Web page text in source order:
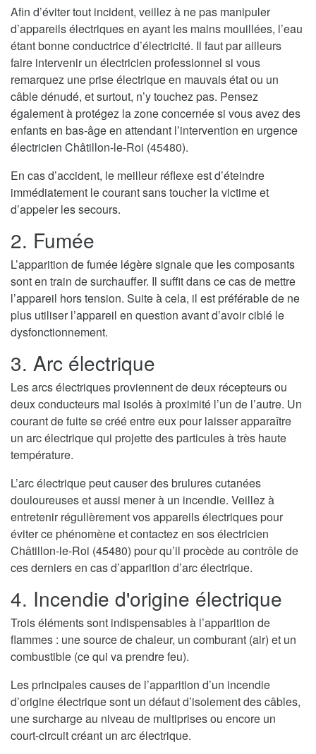
Afin d’éviter tout incident, veillez à ne pas manipuler
d’appareils électriques en ayant les mains mouillées, l’eau
étant bonne conductrice d’électricité. Il faut par ailleurs
faire intervenir un électricien professionnel si vous
remarquez une prise électrique en mauvais état ou un
câble dénudé, et surtout, n’y touchez pas. Pensez
également à protégez la zone concernée si vous avez des
enfants en bas-âge en attendant l’intervention en urgence
électricien Châtillon-le-Roi (45480).
En cas d’accident, le meilleur réflexe est d’éteindre
immédiatement le courant sans toucher la victime et
d’appeler les secours.
2. Fumée
L’apparition de fumée légère signale que les composants
sont en train de surchauffer. Il suffit dans ce cas de mettre
l’appareil hors tension. Suite à cela, il est préférable de ne
plus utiliser l’appareil en question avant d’avoir ciblé le
dysfonctionnement.
3. Arc électrique
Les arcs électriques proviennent de deux récepteurs ou
deux conducteurs mal isolés à proximité l’un de l’autre. Un
courant de fuite se créé entre eux pour laisser apparaître
un arc électrique qui projette des particules à très haute
température.
L’arc électrique peut causer des brulures cutanées
douloureuses et aussi mener à un incendie. Veillez à
entretenir régulièrement vos appareils électriques pour
éviter ce phénomène et contactez en sos électricien
Châtillon-le-Roi (45480) pour qu’il procède au contrôle de
ces derniers en cas d’apparition d’arc électrique.
4. Incendie d'origine électrique
Trois éléments sont indispensables à l’apparition de
flammes : une source de chaleur, un comburant (air) et un
combustible (ce qui va prendre feu).
Les principales causes de l’apparition d’un incendie
d’origine électrique sont un défaut d’isolement des câbles,
une surcharge au niveau de multiprises ou encore un
court-circuit créant un arc électrique.